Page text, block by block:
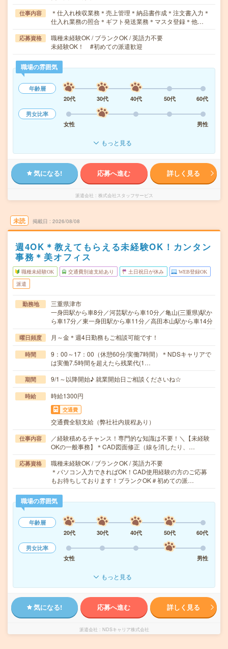
仕事内容
＊仕入れ検収業務＊売上管理＊納品書作成＊注文書入力＊
仕入れ業務の照合＊ギフト発送業務＊マスタ登録＊他…
応募資格
職種未経験OK / ブランクOK / 英語力不要
未経験OK！ #初めての派遣歓迎
職場の雰囲気
年齢層
20代
30代 40代 50代
60代
男女比率
女性
男性
もっと見る
気になる! 応募へ進む 詳しく見る
派遣会社 株式会社スタッフサービス
未読 掲載日 2026/08/08
週4OK＊教えてもらえる未経験OK！カンタン
事務＊美オフィス
職種未経験OK 交通費別途支給あり 土日祝日が休み WEB登録OK
派遣
勤務地
三重県津市
一身田駅から車8分／河芸駅から車10分／亀山(三重県)駅か
ら車17分／東一身田駅から車11分／高田本山駅から車14分
曜日頻度 月～金＊週4日勤務もご相談可能です！
時間
9：00～17：00（休憩60分/実働7時間）＊NDSキャリアで
は実働7.5時間を超えたら残業代(1…
期間 9/1～以降開始♪ 就業開始日ご相談くださいね☆
時給 時給1300円
交通費
交通費全額支給（弊社社内規程あり）
仕事内容
／経験積めるチャンス！専門的な知識は不要！＼【未経験
OKの一般事務】＊CAD図面修正（線を消したり、…
応募資格
職種未経験OK / ブランクOK / 英語力不要
＊パソコン入力できればOK！CAD使用経験の方のご応募
もお待ちしております！ブランクOK＃初めての派…
職場の雰囲気
年齢層
20代
30代 40代 50代
60代
男女比率
女性
男性
もっと見る
気になる! 応募へ進む 詳しく見る
派遣会社 NDSキャリア株式会社